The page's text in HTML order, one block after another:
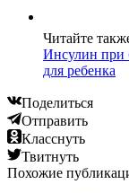
Читайте
Инсулин при
для ребенка
Поделиться
Отправить
Класснуть
Твитнуть
Похожие